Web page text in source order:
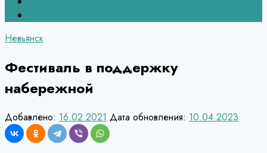
Невьянск
Фестиваль в поддержку
набережной
Добавлено: 16.02.2021 Дата обновления: 10.04.2023